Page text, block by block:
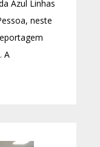
Azul Linhas
neste
A